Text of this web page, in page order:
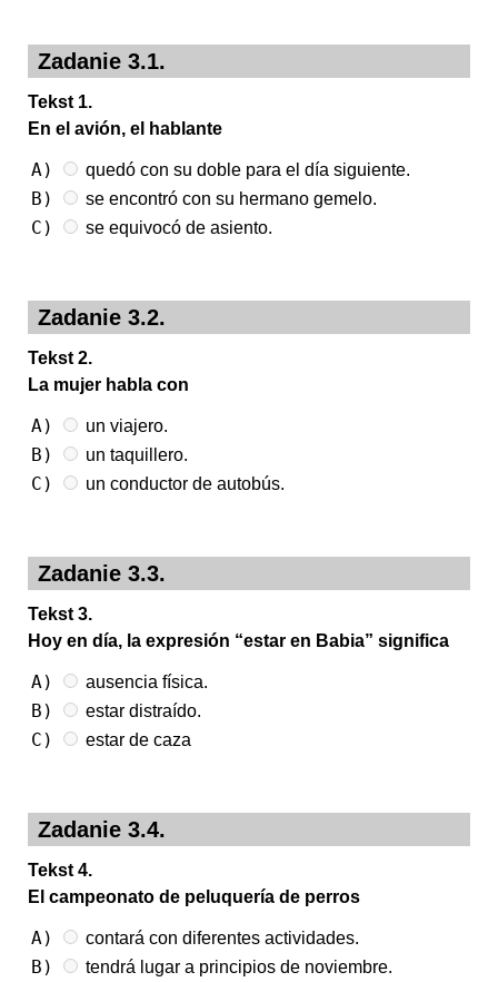
Zadanie 3.1.
Tekst 1.
En el avión, el hablante
A) quedó con su doble para el día siguiente.
B) se encontró con su hermano gemelo.
C) se equivocó de asiento.
Zadanie 3.2.
Tekst 2.
La mujer habla con
A) un viajero.
B) un taquillero.
C) un conductor de autobús.
Zadanie 3.3.
Tekst 3.
Hoy en día, la expresión “estar en Babia” significa
A) ausencia física.
B) estar distraído.
C) estar de caza
Zadanie 3.4.
Tekst 4.
El campeonato de peluquería de perros
A) contará con diferentes actividades.
B) tendrá lugar a principios de noviembre.